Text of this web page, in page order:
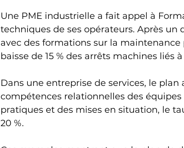
Une PME industrielle a fait appel à
techniques de ses opérateurs. Après
avec des formations sur la
baisse de 15 % des arrêts machines liés
Dans une entreprise de services, le
compétences relationnelles des
pratiques et des mises en situation, le
20 %.